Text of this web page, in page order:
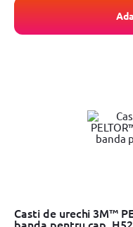
Casti de urechi 3M™